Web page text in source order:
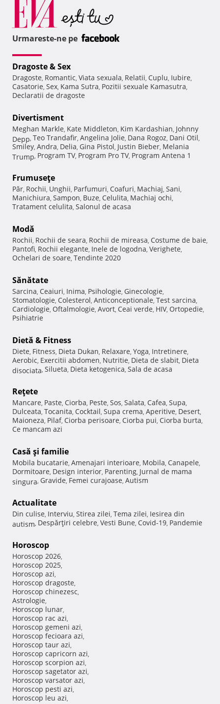
Urmareste-ne pe
Dragoste & Sex
Dragoste, Romantic, Viata sexuala, Relatii, Cuplu, Iubire,
Casatorie, Sex, Kama Sutra, Pozitii sexuale Kamasutra,
Declaratii de dragoste
Divertisment
Meghan Markle, Kate Middleton, Kim Kardashian, Johnny
Depp, Teo Trandafir, Angelina Jolie, Dana Rogoz, Dani Otil,
Smiley, Andra, Delia, Gina Pistol, Justin Bieber, Melania
Trump, Program TV, Program Pro TV, Program Antena 1
Frumuseţe
Păr, Rochii, Unghii, Parfumuri, Coafuri, Machiaj, Sani,
Manichiura, Sampon, Buze, Celulita, Machiaj ochi,
Tratament celulita, Salonul de acasa
Modă
Rochii, Rochii de seara, Rochii de mireasa, Costume de baie,
Pantofi, Rochii elegante, Inele de logodna, Verighete,
Ochelari de soare, Tendinte 2020
Sănătate
Sarcina, Ceaiuri, Inima, Psihologie, Ginecologie,
Stomatologie, Colesterol, Anticonceptionale, Test sarcina,
Cardiologie, Oftalmologie, Avort, Ceai verde, HIV, Ortopedie,
Psihiatrie
Dietă & Fitness
Diete, Fitness, Dieta Dukan, Relaxare, Yoga, Intretinere,
Aerobic, Exercitii abdomen, Nutritie, Dieta de slabit, Dieta
disociata, Silueta, Dieta ketogenica, Sala de acasa
Reţete
Mancare, Paste, Ciorba, Peste, Sos, Salata, Cafea, Supa,
Dulceata, Tocanita, Cocktail, Supa crema, Aperitive, Desert,
Maioneza, Pilaf, Ciorba perisoare, Ciorba pui, Ciorba burta,
Ce mancam azi
Casă şi familie
Mobila bucatarie, Amenajari interioare, Mobila, Canapele,
Dormitoare, Design interior, Parenting, Jurnal de mama
singura, Gravide, Femei curajoase, Autism
Actualitate
Din culise, Interviu, Stirea zilei, Tema zilei, Iesirea din
autism, Despărţiri celebre, Vesti Bune, Covid-19, Pandemie
Horoscop
Horoscop 2026,
Horoscop 2025,
Horoscop azi,
Horoscop dragoste,
Horoscop chinezesc,
Astrologie,
Horoscop lunar,
Horoscop rac azi,
Horoscop gemeni azi,
Horoscop fecioara azi,
Horoscop taur azi,
Horoscop capricorn azi,
Horoscop scorpion azi,
Horoscop sagetator azi,
Horoscop varsator azi,
Horoscop pesti azi,
Horoscop leu azi,